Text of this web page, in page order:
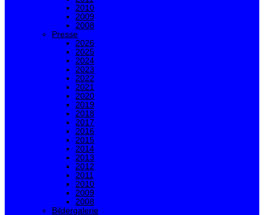
2010
2009
2008
Presse
2026
2025
2024
2023
2022
2021
2020
2019
2018
2017
2016
2015
2014
2013
2012
2011
2010
2009
2008
Bildergalerie